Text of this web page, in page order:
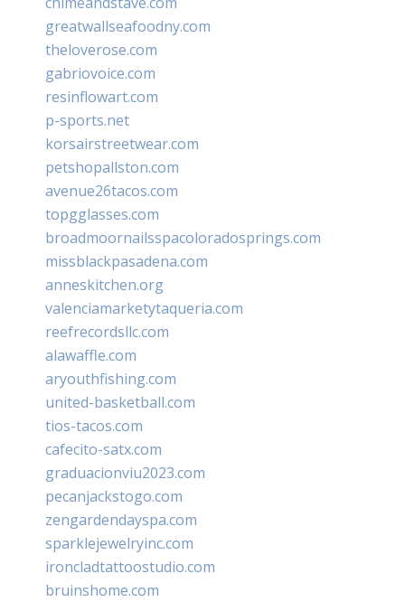
greatwallseafoodny.com
theloverose.com
gabriovoice.com
resinflowart.com
p-sports.net
korsairstreetwear.com
petshopallston.com
avenue26tacos.com
topgglasses.com
broadmoornailsspacoloradosprings.com
missblackpasadena.com
anneskitchen.org
valenciamarketytaqueria.com
reefrecordsllc.com
alawaffle.com
aryouthfishing.com
united-basketball.com
tios-tacos.com
cafecito-satx.com
graduacionviu2023.com
pecanjackstogo.com
zengardendayspa.com
sparklejewelryinc.com
ironcladtattoostudio.com
bruinshome.com